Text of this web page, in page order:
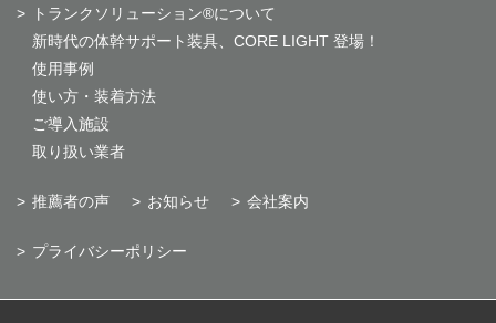
トランクソリューション®について
新時代の体幹サポート装具、CORE LIGHT 登場！
使用事例
使い方・装着方法
ご導入施設
取り扱い業者
推薦者の声 お知らせ 会社案内
プライバシーポリシー